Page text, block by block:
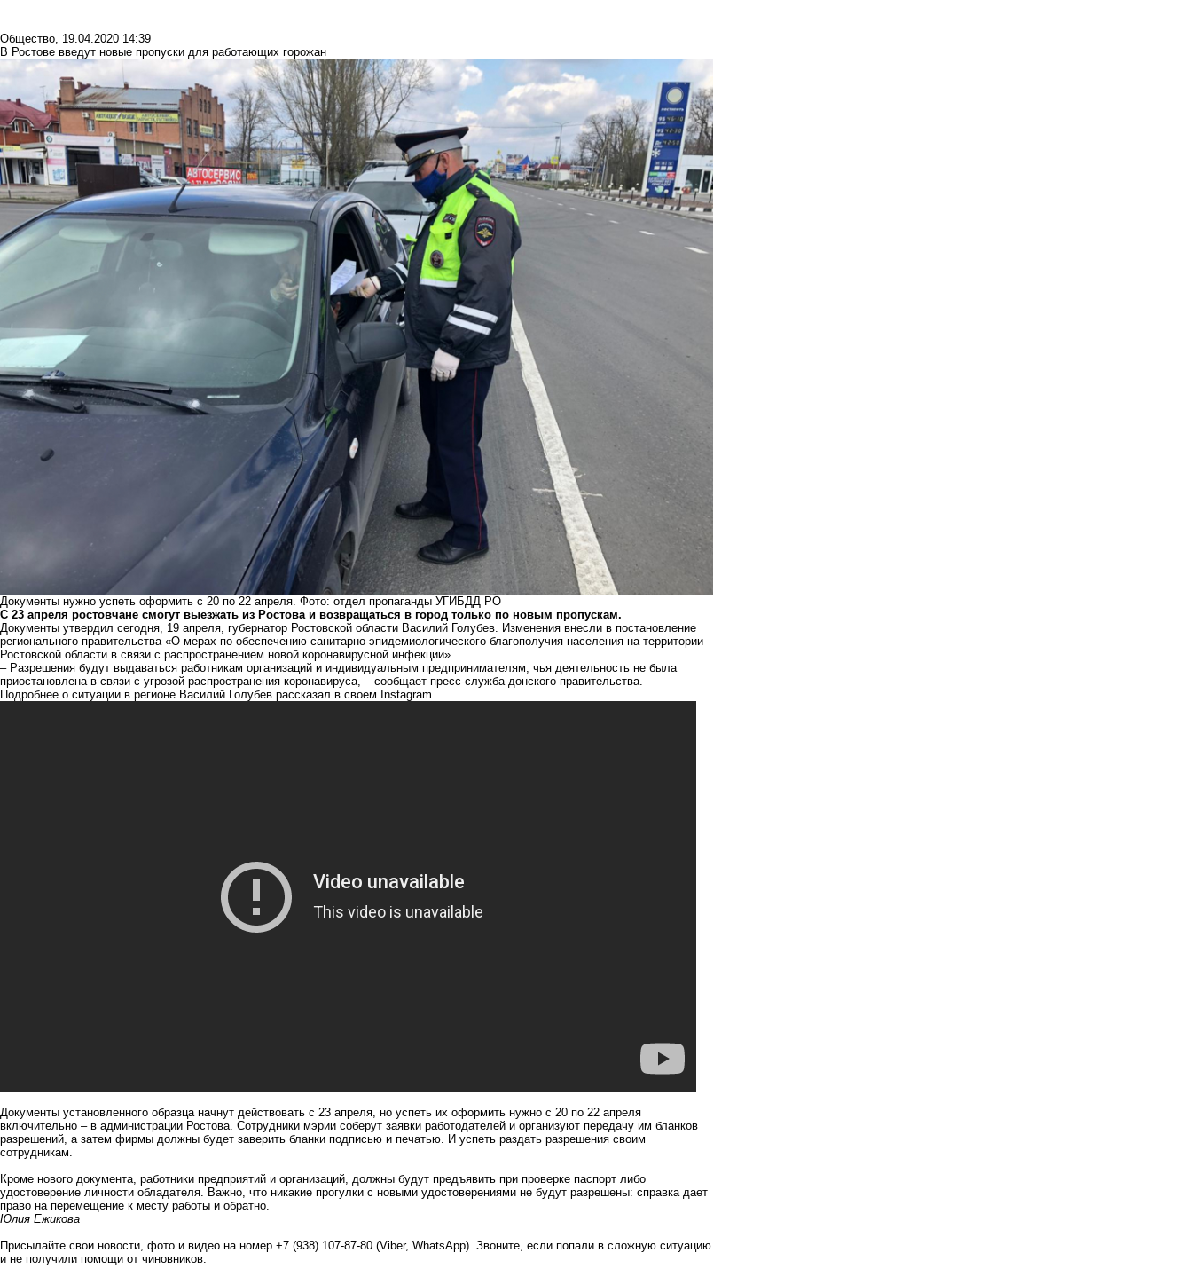
Общество, 19.04.2020 14:39
В Ростове введут новые пропуски для работающих горожан
Документы нужно успеть оформить с 20 по 22 апреля. Фото: отдел пропаганды УГИБДД РО
С 23 апреля ростовчане смогут выезжать из Ростова и возвращаться в город только по новым пропускам.
Документы утвердил сегодня, 19 апреля, губернатор Ростовской области Василий Голубев. Изменения внесли в постановление
регионального правительства «О мерах по обеспечению санитарно-эпидемиологического благополучия населения на территории
Ростовской области в связи с распространением новой коронавирусной инфекции».
– Разрешения будут выдаваться работникам организаций и индивидуальным предпринимателям, чья деятельность не была
приостановлена в связи с угрозой распространения коронавируса, – сообщает пресс-служба донского правительства.
Подробнее о ситуации в регионе Василий Голубев рассказал в своем Instagram.
Документы установленного образца начнут действовать с 23 апреля, но успеть их оформить нужно с 20 по 22 апреля
включительно – в администрации Ростова. Сотрудники мэрии соберут заявки работодателей и организуют передачу им бланков
разрешений, а затем фирмы должны будет заверить бланки подписью и печатью. И успеть раздать разрешения своим
сотрудникам.
Кроме нового документа, работники предприятий и организаций, должны будут предъявить при проверке паспорт либо
удостоверение личности обладателя.
Важно, что никакие прогулки с новыми удостоверениями не будут разрешены: справка дает
право на перемещение к месту работы и обратно.
Юлия Ежикова
Присылайте свои новости, фото и видео на номер +7 (938) 107-87-80 (Viber, WhatsApp). Звоните, если попали в сложную ситуацию
и не получили помощи от чиновников.